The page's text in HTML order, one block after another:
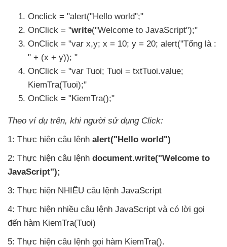
Onclick = "alert("Hello world";"
OnClick = "write("Welcome to JavaScript");"
OnClick = "var x,y; x = 10; y = 20; alert("Tổng là :
" + (x + y)); "
OnClick = "var Tuoi; Tuoi = txtTuoi.value;
KiemTra(Tuoi);"
OnClick = "KiemTra();"
Theo ví dụ trên, khi người sử dụng Click:
1: Thực hiện câu lệnh alert("Hello world")
2: Thực hiện câu lệnh document.write("Welcome to
JavaScript");
3: Thực hiện NHIỀU câu lệnh JavaScript
4: Thực hiện nhiều câu lệnh JavaScript và có lời gọi
đến hàm KiemTra(Tuoi)
5: Thực hiện câu lệnh gọi hàm KiemTra().